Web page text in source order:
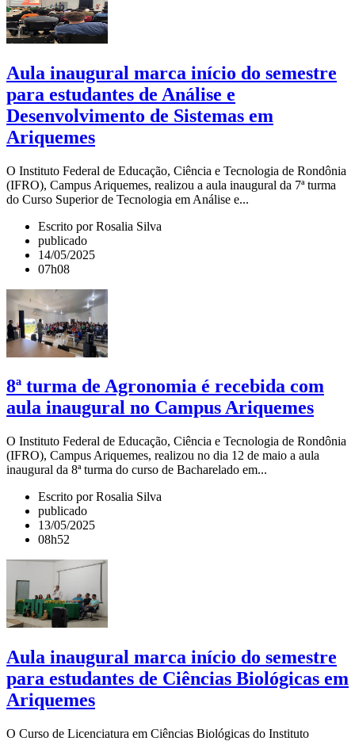
Aula inaugural marca início do semestre
para estudantes de Análise e
Desenvolvimento de Sistemas em
Ariquemes
O Instituto Federal de Educação, Ciência e Tecnologia de Rondônia
(IFRO), Campus Ariquemes, realizou a aula inaugural da 7ª turma
do Curso Superior de Tecnologia em Análise e...
Escrito por Rosalia Silva
publicado
14/05/2025
07h08
8ª turma de Agronomia é recebida com
aula inaugural no Campus Ariquemes
O Instituto Federal de Educação, Ciência e Tecnologia de Rondônia
(IFRO), Campus Ariquemes, realizou no dia 12 de maio a aula
inaugural da 8ª turma do curso de Bacharelado em...
Escrito por Rosalia Silva
publicado
13/05/2025
08h52
Aula inaugural marca início do semestre
para estudantes de Ciências Biológicas em
Ariquemes
O Curso de Licenciatura em Ciências Biológicas do Instituto